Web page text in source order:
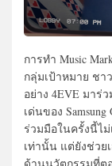
การทำ Music
กลุ่มเป้าหมาย ช
อย่าง 4EVE มาร่
เด่นของ
ร่วมมือในครั้งนี้ไ
เท่านั้น แต่ยังช่ว